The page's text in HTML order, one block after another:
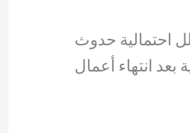
احتمالية حدوث
انتهاء أعمال